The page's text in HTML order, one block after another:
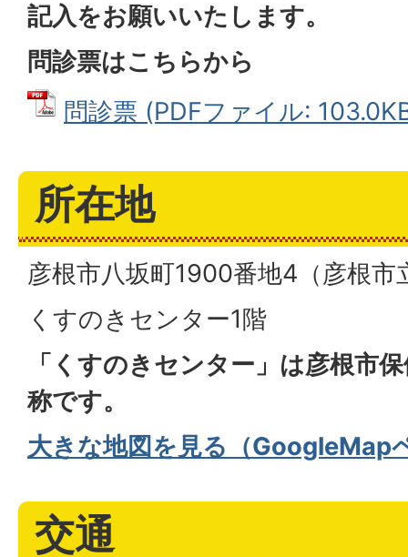
記入をお願いいたします。
問診票はこちらから
問診票 (PDFファイル:
所在地
彦根市八坂町1900番地4（彦根市
くすのきセンター1階
「くすのきセンター」は彦根市
称です。
大きな地図を見る（GoogleMap
交通